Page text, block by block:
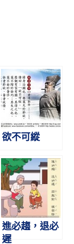
欲不可縱
進必趨，退必
遲